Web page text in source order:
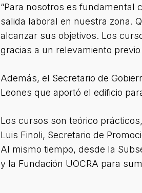
“Para nosotros es fundamental
salida laboral en nuestra zona.
alcanzar sus objetivos. Los
gracias a un relevamiento
Además, el Secretario de
Leones que aportó el edificio
Los cursos son teórico
Luis Finoli, Secretario de
Al mismo tiempo, desde la
y la Fundación UOCRA para